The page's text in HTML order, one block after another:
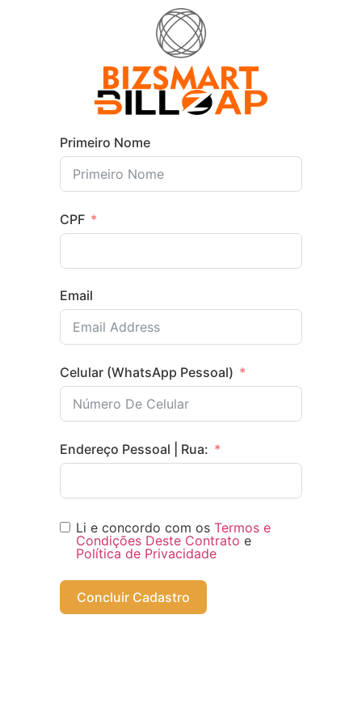
Primeiro Nome
CPF
Email
Celular (WhatsApp Pessoal)
Endereço Pessoal | Rua:
Li e concordo com os Termos e
Condições Deste Contrato e
Política de Privacidade
Concluir Cadastro